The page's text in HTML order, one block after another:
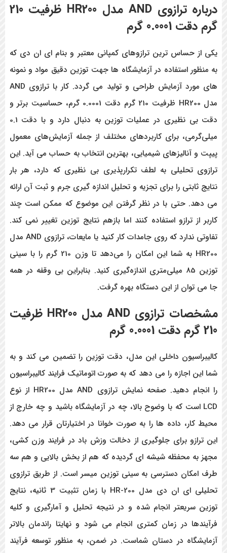
درباره ترازویAND مدل HR200
ظرفیت 210
گرم دقت 0.0001 گرم
یکی از حساس ترین ترازوهای کمپانی معتبر و بنام ای ان دی که
به منظور استفاده در آزمایشگاه ها جهت توزین دقیق مواد و نمونه
های مورد آزمایش طراحی و تولید می گردد. کار با ترازوی AND
مدل HR200 ظرفیت 210 گرم دقت 0.0001 گرم، حساسیت برتر و
دقت بی نظیری در عملیات توزین به دنبال دارد و با دقت 0.1
میلی‌گرمی، برای کاربردهای مختلف از جمله آزمایش‌های معمول
پیپت و آنالیزهای شیمیایی، بهترین انتخاب به حساب می آید. این
ترازوی تحلیلی به لطف تکرارپذیری بی نظیری که دارد، هر بار
نتایج ثابتی را برای تجزیه و تحلیل اندازه گیری جرم و ثبت آن ارائه
می دهد. حتی با در نظر گرفتن این موضوع که ممکن است چند
کاربر از ترازو استفاده کنند اما بازهم نتایج توزین تغییر نمی کند.
تفاوتی ندارد که روی جامدات کار کنید یا مایعات، ترازوی AND مدل
HR200 به شما این امکان را می‌دهد تا وزن 210 گرم را با سینی
توزین 85 میلی‌متری اندازه‌گیری کنید. بنابراین بی وقفه در همه
جا می توان از این دستگاه بهره گرفت.
مشخصات ترازوی AND مدل HR200 ظرفیت
210 گرم دقت 0.0001 گرم
کالیبراسیون داخلی این مدل، دقت توزین را تضمین می کند و به
شما این اجازه را می دهد که به صورت اتوماتیک فرایند کالیبراسیون
را انجام دهید. صفحه نمایش ترازوی AND مدل HR200
از نوع
LCD است که با وضوح بالا، چه در آزمایشگاه باشید و چه خارج از
محیط کار، داده ها را به صورت خوانا در اختیارتان قرار می دهد.
این ترازو برای جلوگیری از دخالت وزش باد در فرایند وزن کشی،
مجهز به محفظه شیشه ای گردیده که هم از بخش بالایی و هم سه
طرف امکان دسترسی به سینی توزین میسر است. از طریق ترازوی
تحلیلی ای ان دی مدل HR-200 با زمان تثبیت 3 ثانیه، نتایج
توزین سریعتر انجام شده و در نتیجه تحلیل و آمارگیری و کلیه
فرآیندها در زمان کمتری انجام می شود و نهایتا راندمان بالاتر
آزمایشگاه در دستان شماست. در ضمن، به منظور توسعه فرآیند